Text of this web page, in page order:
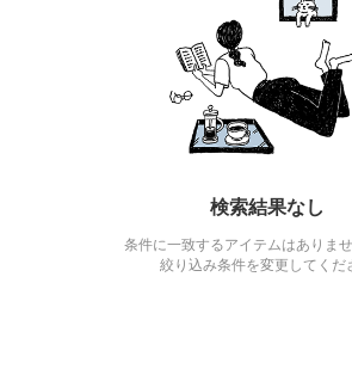
検索結果なし
条件に一致するアイテムはありま
絞り込み条件を変更してくだ